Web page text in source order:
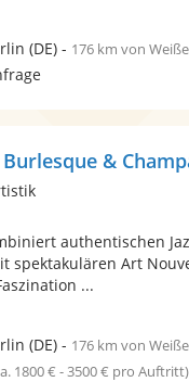
(DE)- 176 km von
&
authentischen
spektakulären Art
...
(DE)- 176 km von
1800 € - 3500 € pro Auftritt)